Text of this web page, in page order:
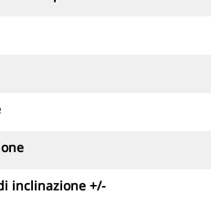
di valvole di
carico integrate qualora si
riposizionamento della
stabile l'escavatore
la sicurezza in cantiere.
saranno anche in grado
in spazi stretti riducendo
inclinazione +/-